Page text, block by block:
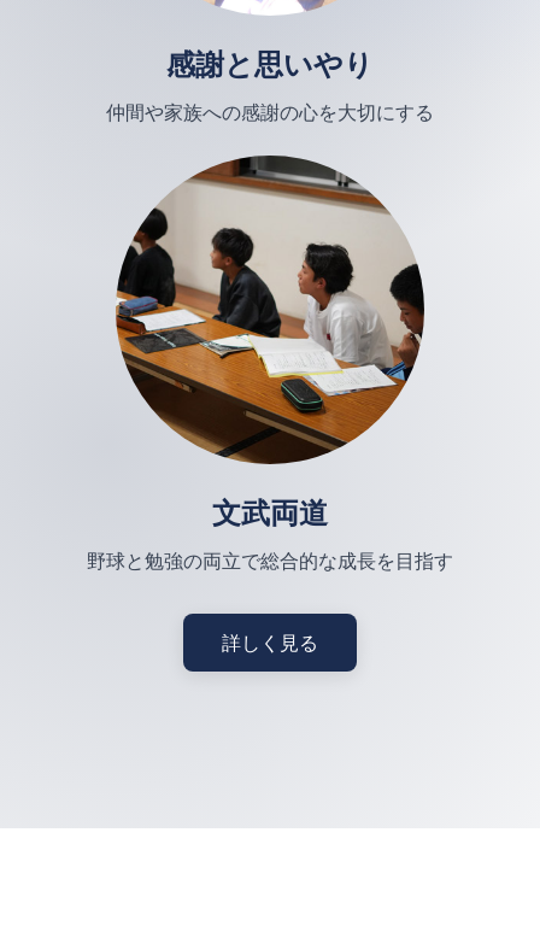
感謝と思いやり
仲間や家族への感謝の心を大切にする
文武両道
野球と勉強の両立で総合的な成長を目指す
詳しく見る